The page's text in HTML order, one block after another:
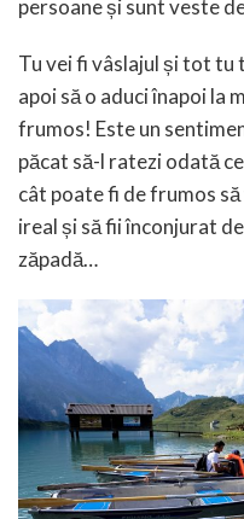
persoane și sunt veste
Tu vei fi vâslajul și tot tu
apoi să o aduci înapoi la
frumos! Este un
păcat să-l ratezi odată
cât poate fi de frumos
ireal și să fii înconjurat
zăpadă…